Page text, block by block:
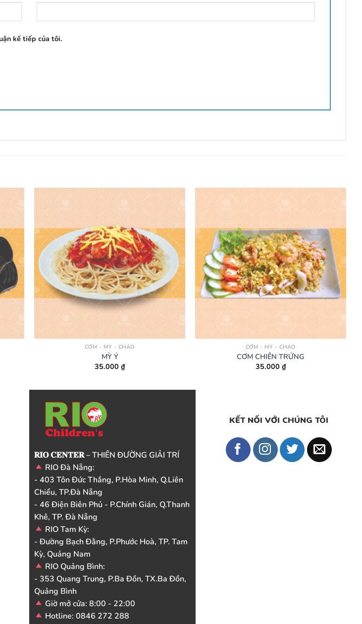
kế tiếp của tôi.
CƠM - MỲ - CHÁO
MỲ Ý
35.000 ₫
CƠM - MỲ - CHÁO
CƠM CHIÊN TRỨNG
35.000 ₫
𝐑𝐈𝐎 𝐂𝐄𝐍𝐓𝐄𝐑 – THIÊN ĐƯỜNG GIẢI TRÍ
RIO Đà Nẵng:
- 403 Tôn Đức Thắng, P.Hòa Minh, Q.Liên
Chiểu, TP.Đà Nẵng
- 46 Điện Biên Phủ - P.Chính Gián, Q.Thanh
Khê, TP. Đà Nẵng
RIO Tam Kỳ:
- Đường Bạch Đằng, P.Phước Hoà, TP. Tam
Kỳ, Quảng Nam
RIO Quảng Bình:
- 353 Quang Trung, P.Ba Đồn, TX.Ba Đồn,
Quảng Bình
Giờ mở cửa: 8:00 - 22:00
Hotline: 0846 272 288
KẾT NỐI VỚI CHÚNG TÔI